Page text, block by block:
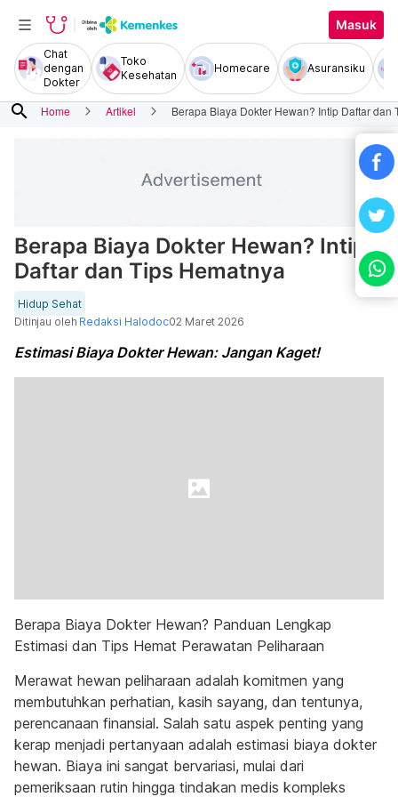
Masuk
Chat
dengan
Dokter
Toko
Kesehatan
Homecare Asuransiku
search Home Artikel Berapa Biaya Dokter Hewan? Intip Daftar dan
Berapa Biaya Dokter Hewan? Intip
Daftar dan Tips Hematnya
Hidup Sehat
Ditinjau oleh Redaksi Halodoc02 Maret 2026
Estimasi Biaya Dokter Hewan: Jangan Kaget!
Berapa Biaya Dokter Hewan? Panduan Lengkap
Estimasi dan Tips Hemat Perawatan Peliharaan
Merawat hewan peliharaan adalah komitmen yang
membutuhkan perhatian, kasih sayang, dan tentunya,
perencanaan finansial. Salah satu aspek penting yang
kerap menjadi pertanyaan adalah estimasi biaya dokter
hewan. Biaya ini sangat bervariasi, mulai dari
pemeriksaan rutin hingga tindakan medis kompleks